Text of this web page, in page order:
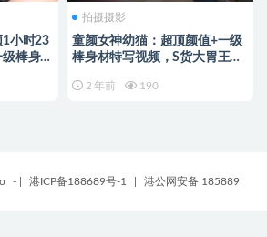
1小时23
级棒身
拍摄摄影
童颜女神幼猫：超顶颜值+一级
棒身材特写视频，S货大胃王，
2 年前 190
- 港ICP备188689号-1 港公网安备 185889